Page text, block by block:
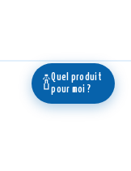
🍾Quel produit
pour moi ?